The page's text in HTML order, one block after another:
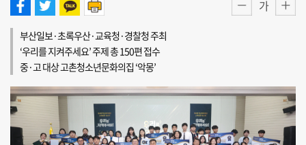
가
부산일보·초록우산·교육청·경찰청 주최
‘우리를 지켜주세요’ 주제 총 150편 접수
중·고 대상 고촌청소년문화의집 ‘악몽’